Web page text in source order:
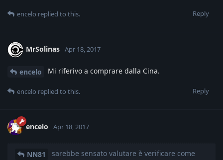
Reply
encelo replied to this.
MrSolinas Apr 18, 2017
encelo Mi riferivo a comprare dalla Cina.
Reply
encelo replied to this.
encelo Apr 18, 2017
NN81
sarebbe sensato valutare è verificare come